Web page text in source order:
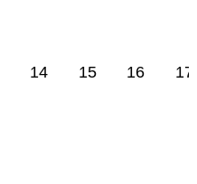
14 15 16 17